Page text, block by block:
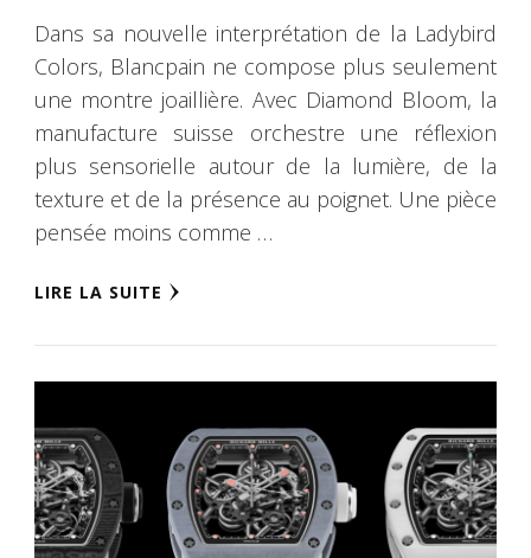
Dans sa nouvelle interprétation de la Ladybird
Colors, Blancpain ne compose plus seulement
une montre joaillière. Avec Diamond Bloom, la
manufacture suisse orchestre une réflexion
plus sensorielle autour de la lumière, de la
texture et de la présence au poignet. Une pièce
pensée moins comme …
LIRE LA SUITE